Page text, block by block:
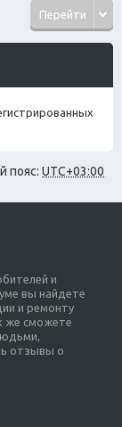
Перейти
пояс: UTC+03:00
и
вы найдете
и ремонту
же сможете
отзывы о